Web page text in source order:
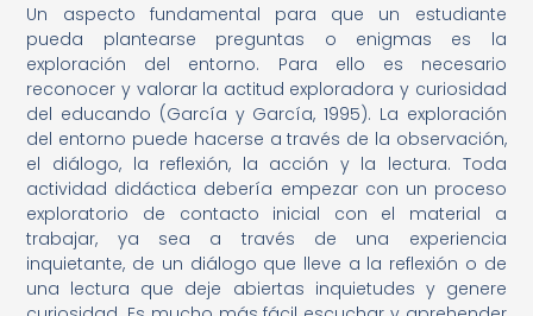
Un aspecto fundamental para que un estudiante
pueda plantearse preguntas o enigmas es la
exploración del entorno. Para ello es necesario
reconocer y valorar la actitud exploradora y curiosidad
del educando (García y García, 1995). La exploración
del entorno puede hacerse a través de la observación,
el diálogo, la reflexión, la acción y la lectura. Toda
actividad didáctica debería empezar con un proceso
exploratorio de contacto inicial con el material a
trabajar, ya sea a través de una experiencia
inquietante, de un diálogo que lleve a la reflexión o de
una lectura que deje abiertas inquietudes y genere